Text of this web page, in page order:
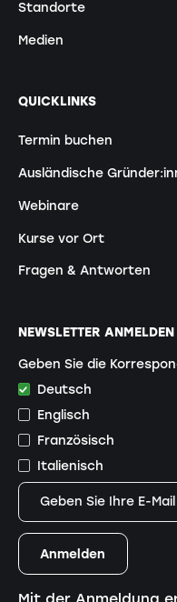
Standorte
Medien
QUICKLINKS
Termin buchen
Ausländische
Webinare
Kurse vor Ort
Fragen & Antworten
NEWSLETTER ANMELDEN
Geben Sie die
Deutsch
Englisch
Französisch
Italienisch
Mit der Anmeldung